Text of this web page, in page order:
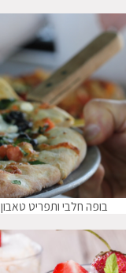
בופה חלבי ותפריט טאבון